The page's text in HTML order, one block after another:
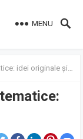
MENU
originale și creative